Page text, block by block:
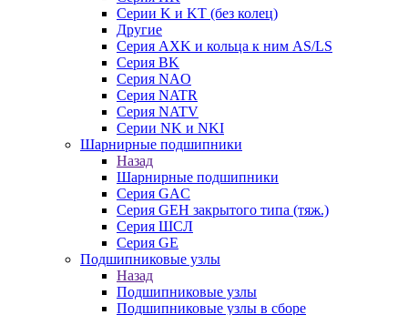
Серии K и KT (без колец)
Другие
Серия AXK и кольца к ним AS/LS
Серия BK
Серия NAO
Серия NATR
Серия NATV
Серии NK и NKI
Шарнирные подшипники
Назад
Шарнирные подшипники
Серия GAC
Серия GEH закрытого типа (тяж.)
Серия ШСЛ
Серия GE
Подшипниковые узлы
Назад
Подшипниковые узлы
Подшипниковые узлы в сборе